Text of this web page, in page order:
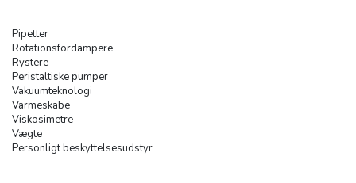
Pipetter
Rotationsfordampere
Rystere
Peristaltiske pumper
Vakuumteknologi
Varmeskabe
Viskosimetre
Vægte
Personligt beskyttelsesudstyr